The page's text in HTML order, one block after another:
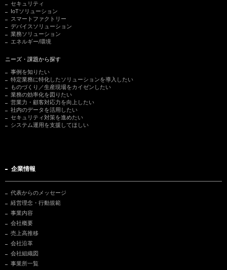
セキュリティ
IoTソリューション
スマートファクトリー
デバイスソリューション
業務ソリューション
エネルギー/環境
ニーズ・課題から探す
事例を知りたい
特定業務に特化したソリューションを導入したい
ものづくり／生産現場をカイゼンしたい
業務の効率化を図りたい
営業力・顧客対応力を向上したい
社内のデータを活用したい
セキュリティ対策を進めたい
システム運用を支援してほしい
企業情報
代表からのメッセージ
経営理念・行動規範
事業内容
会社概要
売上高推移
会社沿革
会社組織図
事業所一覧